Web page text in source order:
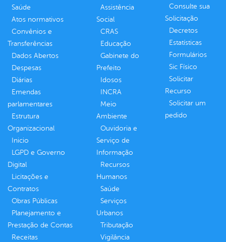
Saúde
Atos normativos
Convênios e
Transferências
Dados Abertos
Despesas
Diárias
Emendas
parlamentares
Estrutura
Organizacional
Inicio
LGPD e Governo
Digital
Licitações e
Contratos
Obras Públicas
Planejamento e
Prestação de Contas
Receitas
Assistência
Social
CRAS
Educação
Gabinete do
Prefeito
Idosos
INCRA
Meio
Ambiente
Ouvidoria e
Serviço de
Informação
Recursos
Humanos
Saúde
Serviços
Urbanos
Tributação
Vigilância
Consulte sua
Solicitação
Decretos
Estatísticas
Formulários
Sic Físico
Solicitar
Recurso
Solicitar um
pedido